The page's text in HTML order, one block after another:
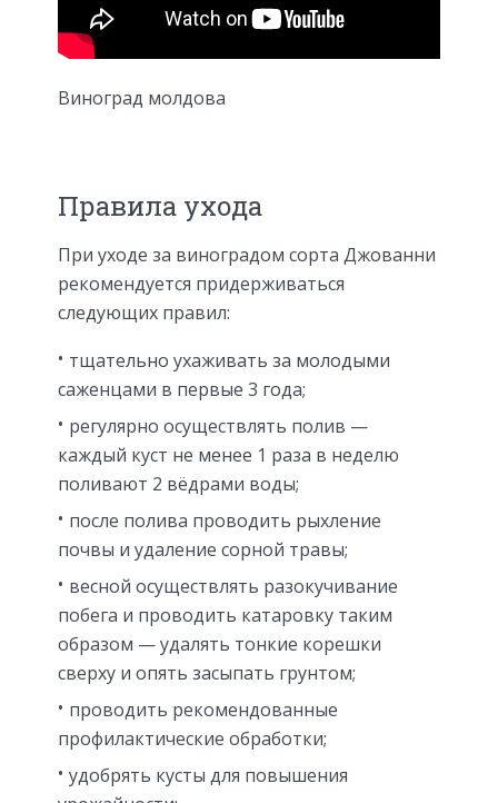
Виноград молдова
Правила ухода
При уходе за виноградом сорта Джованни
рекомендуется придерживаться
следующих правил:
тщательно ухаживать за молодыми
саженцами в первые 3 года;
регулярно осуществлять полив —
каждый куст не менее 1 раза в неделю
поливают 2 вёдрами воды;
после полива проводить рыхление
почвы и удаление сорной травы;
весной осуществлять разокучивание
побега и проводить катаровку таким
образом — удалять тонкие корешки
сверху и опять засыпать грунтом;
проводить рекомендованные
профилактические обработки;
удобрять кусты для повышения